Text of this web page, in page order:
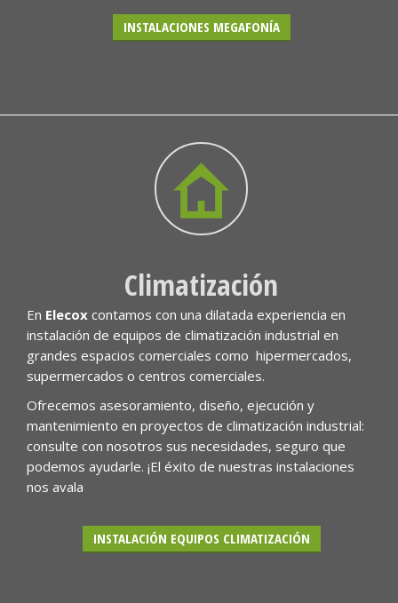
INSTALACIONES MEGAFONÍA
Climatización
En Elecox contamos con una dilatada experiencia en
instalación de equipos de climatización industrial en
grandes espacios comerciales como hipermercados,
supermercados o centros comerciales.
Ofrecemos asesoramiento, diseño, ejecución y
mantenimiento en proyectos de climatización industrial:
consulte con nosotros sus necesidades, seguro que
podemos ayudarle. ¡El éxito de nuestras instalaciones
nos avala
INSTALACIÓN EQUIPOS CLIMATIZACIÓN